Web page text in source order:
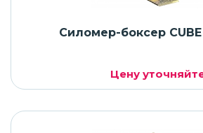
Силомер-боксер CUBE
Цену